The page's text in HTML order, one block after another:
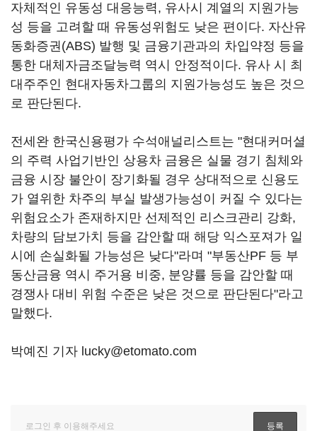
자체적인 유동성 대응능력, 유사시 계열의 지원가능
성 등을 고려할 때 유동성위험도 낮은 편이다. 자산유
동화증권(ABS) 발행 및 금융기관과의 차입약정 등을
통한 대체자금조달능력 역시 안정적이다. 유사 시 최
대주주인 현대자동차그룹의 지원가능성도 높은 것으
로 판단된다.
전세완 한국신용평가 수석애널리스트는 "현대커머셜
의 주력 사업기반인 상용차 금융은 실물 경기 침체와
금융 시장 불안이 장기화될 경우 상대적으로 신용도
가 열위한 차주의 부실 발생가능성이 커질 수 있다는
위험요소가 존재하지만 선제적인 리스크관리 강화,
차량의 담보가치 등을 감안할 때 해당 익스포져가 일
시에 손실화될 가능성은 낮다"라며 "부동산PF 등 부
동산금융 역시 주거용 비중, 분양률 등을 감안할 때
경쟁사 대비 위험 수준은 낮은 것으로 판단된다"라고
말했다.
박예진 기자 lucky@etomato.com